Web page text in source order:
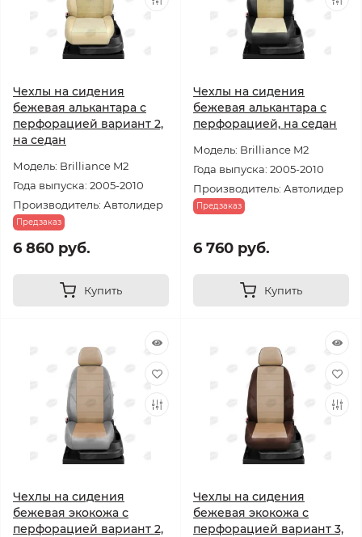
Чехлы на сидения
бежевая алькантара с
перфорацией вариант 2,
на седан
Модель: Brilliance M2
Года выпуска: 2005-2010
Производитель: Автолидер
Предзаказ
6 860 руб.
Купить
Чехлы на сидения
бежевая алькантара с
перфорацией, на седан
Модель: Brilliance M2
Года выпуска: 2005-2010
Производитель: Автолидер
Предзаказ
6 760 руб.
Купить
Чехлы на сидения
бежевая экокожа с
перфорацией вариант 2,
Чехлы на сидения
бежевая экокожа с
перфорацией вариант 3,